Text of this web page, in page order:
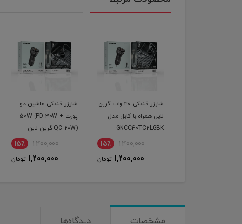
شارژر فندکی ماشین دو
پورت 50W (PD 30W +
QC 20W) گرین لاین
1,400,000 15٪
1,200,000 تومان
گیرنده بلوتوث صدا ارلدام
مدل M73 | کیفیت برتر و
اتصال سریع
400,000 11٪
357,000 تومان
مشخصات دیدگاه‌ها